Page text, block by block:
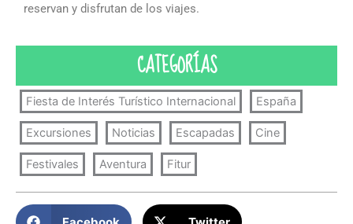
reservan y disfrutan de los viajes.
CATEGORÍAS
Fiesta de Interés Turístico Internacional España
Excursiones Noticias Escapadas Cine
Festivales Aventura Fitur